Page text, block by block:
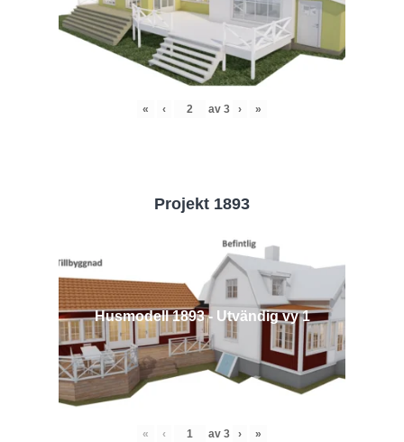
« ‹ av 3 › »
Projekt 1893
Husmodell 1893 - Utvändig vy 1
« ‹ av 3 › »